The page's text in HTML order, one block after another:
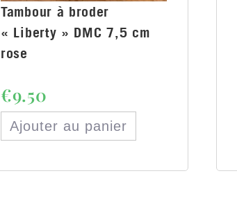
Tambour à broder
« Liberty » DMC 7,5 cm
rose
€9.50
Ajouter au panier